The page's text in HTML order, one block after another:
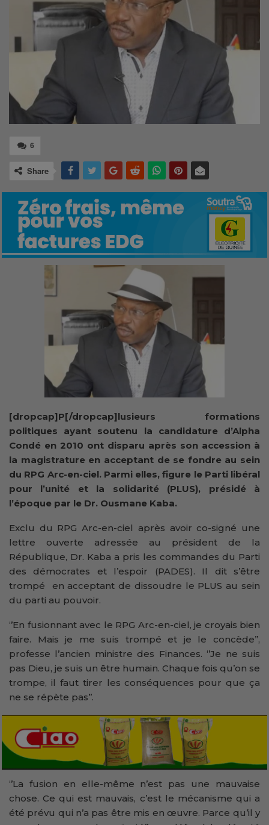
6
Share
[dropcap]P[/dropcap]lusieurs formations
politiques ayant soutenu la candidature d’Alpha
Condé en 2010 ont disparu après son accession à
la magistrature en acceptant de se fondre au sein
du RPG Arc-en-ciel. Parmi elles, figure le Parti libéral
pour l’unité et la solidarité (PLUS), présidé à
l’époque par le Dr. Ousmane Kaba.
Exclu du RPG Arc-en-ciel après avoir co-signé une
lettre ouverte adressée au président de la
République, Dr. Kaba a pris les commandes du Parti
des démocrates et l’espoir (PADES). Il dit s’être
trompé en acceptant de dissoudre le PLUS au sein
du parti au pouvoir.
‘’En fusionnant avec le RPG Arc-en-ciel, je croyais bien
faire. Mais je me suis trompé et je le concède’’,
professe l’ancien ministre des Finances. ‘’Je ne suis
pas Dieu, je suis un être humain. Chaque fois qu’on se
trompe, il faut tirer les conséquences pour que ça
ne se répète pas’’.
‘’La fusion en elle-même n’est pas une mauvaise
chose. Ce qui est mauvais, c’est le mécanisme qui a
été prévu qui n’a pas être mis en œuvre. Parce qu’il y